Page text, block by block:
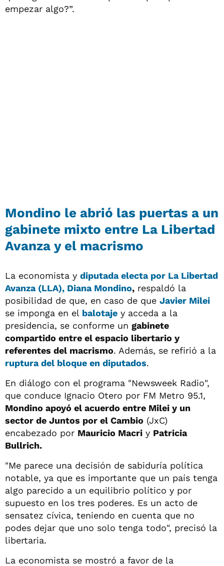
empezar algo?”.
Mondino le abrió las puertas a un
gabinete mixto entre La Libertad
Avanza y el macrismo
La economista y diputada electa por La Libertad
Avanza (LLA), Diana Mondino, respaldó la
posibilidad de que, en caso de que Javier Milei
se imponga en el balotaje y acceda a la
presidencia, se conforme un gabinete
compartido entre el espacio libertario y
referentes del macrismo. Además, se refirió a la
ruptura del bloque en diputados.
En diálogo con el programa "Newsweek Radio",
que conduce Ignacio Otero por FM Metro 95.1,
Mondino apoyó el acuerdo entre Milei y un
sector de Juntos por el Cambio (JxC)
encabezado por Mauricio Macri y Patricia
Bullrich.
"Me parece una decisión de sabiduría política
notable, ya que es importante que un país tenga
algo parecido a un equilibrio político y por
supuesto en los tres poderes. Es un acto de
sensatez cívica, teniendo en cuenta que no
podes dejar que uno solo tenga todo", precisó la
libertaria.
La economista se mostró a favor de la